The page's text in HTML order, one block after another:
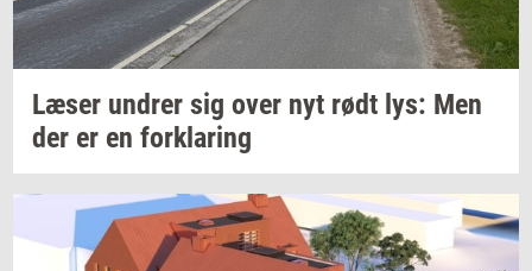
Læser un­drer sig over nyt rødt lys: Men
der er en for­kla­ring